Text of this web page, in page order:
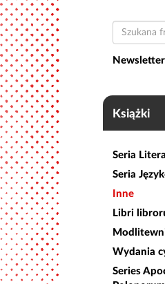
Szukana
fraza
Newsletter
Książki
Seria
Seria
Inne
Libri
Wydania
Series